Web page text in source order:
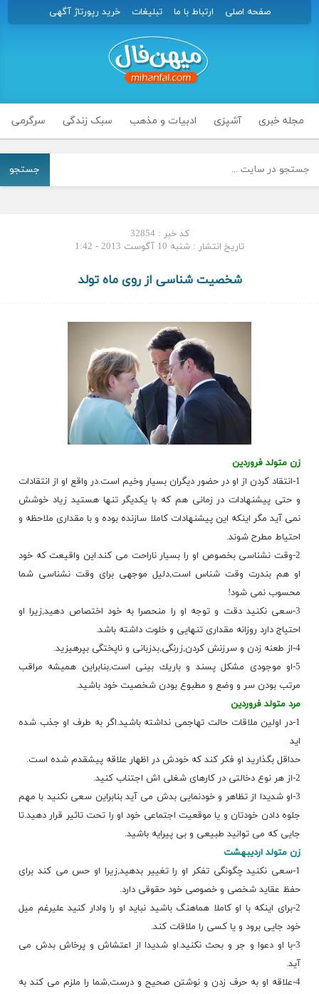
صفحه اصلی ارتباط با ما تبلیغات خرید رپورتاژ آگهی
مجله خبری آشپزی ادبیات و مذهب سبک زندگی سرگرمی
جستجو
کد خبر : 32854
تاریخ انتشار : شنبه 10 آگوست 2013 - 1:42
شخصیت شناسی از روی ماه تولد
زن متولد فروردین
1-انتقاد كردن از او در حضور دیگران بسیار وخیم است.در واقع او از انتقادات
و حتی پیشنهادات در زمانی هم كه با یكدیگر تنها هستید زیاد خوشش
نمی آید مگر اینكه این پیشنهادات كاملا سازنده بوده و با مقداری ملاحظه و
احتیاط مطرح شوند.
2-وقت نشناسی بخصوص او را بسیار ناراحت می كند.این واقیعت كه خود
او هم بندرت وقت شناس است,دلیل موجهی برای وقت نشناسی شما
محسوب نمی شود!
3-سعی نكنید دقت و توجه او را منحصرا به خود اختصاص دهید,زیرا او
احتیاج دارد روزانه مقداری تنهایی و خلوت داشته باشد.
4-از طعنه زدن و سرزنش كردن,زرنگی,بدزبانی و ناپختگی بپرهیزید.
5-او موجودی مشكل پسند و باریك بینی است,بنابراین همیشه مراقب
مرتب بودن سر و وضع و مطبوع بودن شخصیت خود باشید.
مرد متولد فروردین
1-در اولین ملاقات حالت تهاجمی نداشته باشید.اگر به طرف او جذب شده
اید
حداقل بگذارید او فكر كند كه خودش در اظهار علاقه پیشقدم شده است.
2-از هر نوع دخالتی در كارهای شغلی اش اجتناب كنید.
3-او شدیدا از تظاهر و خودنمایی بدش می آید بنابراین سعی نكنید با مهم
جلوه دادن خودتان و یا موقعیت اجتماعی خود او را تحت تاثیر قرار دهید.تا
جایی كه می توانید طبیعی و بی پیرایه باشید.
زن متولد اردیبهشت
1-سعی نكنید چگونگی تفكر او را تغییر بدهید,زیرا او حس می كند برای
حفظ عقاید شخصی و خصوصی خود حقوقی دارد.
2-برای اینكه با او كاملا هماهنگ باشید نباید او را وادار كنید علیرغم میل
خود جایی برود و یا كسی را ملاقات كند.
3-با او دعوا و جر و بحث نكنید.او شدیدا از اعتشاش و پرخاش بدش می
آید.
4-علاقه او به حرف زدن و نوشتن صحیح و درست,شما را ملزم می كند به